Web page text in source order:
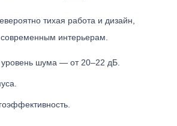
тихая работа и дизайн,
интерьерам.
шума — от 20–22 дБ.